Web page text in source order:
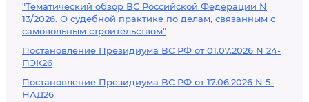
"Тематический обзор ВС Российской Федерации N
13/2026. О судебной практике по делам, связанным с
самовольным строительством"
Постановление Президиума ВС РФ от 01.07.2026 N 24-
ПЭК26
Постановление Президиума ВС РФ от 17.06.2026 N 5-
НАД26